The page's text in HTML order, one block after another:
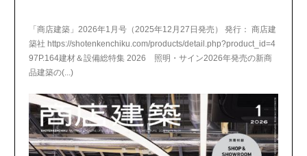
「商店建築」2026年1月号（2025年12月27日発売） 発行： 商店建
築社 https://shotenkenchiku.com/products/detail.php?product_id=4
97P.164建材＆設備総特集 2026 照明・サイン2026年発売の新商
品建築の(...)